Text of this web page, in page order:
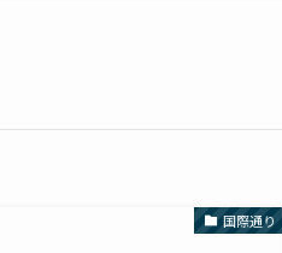
国際通り